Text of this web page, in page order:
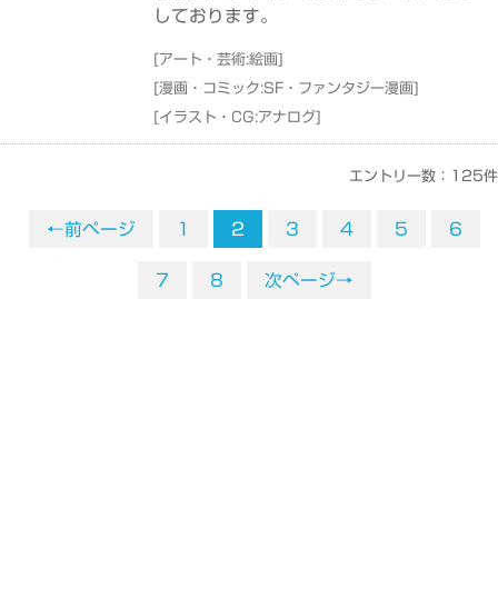
しております。
[アート・芸術:絵画]
[漫画・コミック:SF・ファンタジー漫画]
[イラスト・CG:アナログ]
エントリー数：125件
←前ページ 1 2 3 4 5 6
7 8 次ページ→